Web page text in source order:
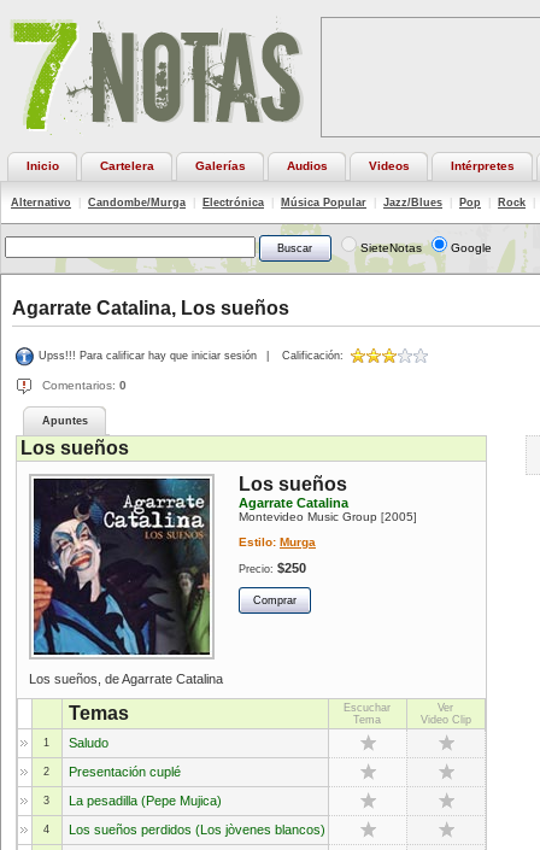
Inicio Cartelera Galerías Audios Videos Intérpretes
Alternativo Candombe/Murga Electrónica Música Popular Jazz/Blues Pop Rock
SieteNotas Google
Agarrate Catalina, Los sueños
Upss!!! Para calificar hay que iniciar sesión Calificación:
Comentarios: 0
Apuntes
Los sueños
Los sueños
Agarrate Catalina
Montevideo Music Group [2005]
Estilo: Murga
Precio: $250
Los sueños, de Agarrate Catalina
Temas
Escuchar
Tema
Ver
Video Clip
1
Saludo
2 Presentación cuplé
3 La pesadilla (Pepe Mujica)
4 Los sueños perdidos (Los jòvenes blancos)